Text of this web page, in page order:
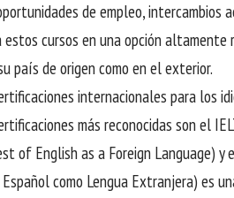
de empleo, intercambios
cursos en una opción altamente
país de origen como en el exterior.
internacionales para los
más reconocidas son el
of English as a Foreign Language) y
como Lengua Extranjera) es